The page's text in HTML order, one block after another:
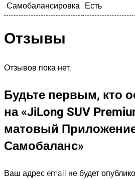
Самобалансировка Есть
Отзывы
Отзывов пока нет.
Будьте первым, кто
на «JiLong SUV
матовый Приложение
Самобаланс»
Ваш адрес email не будет